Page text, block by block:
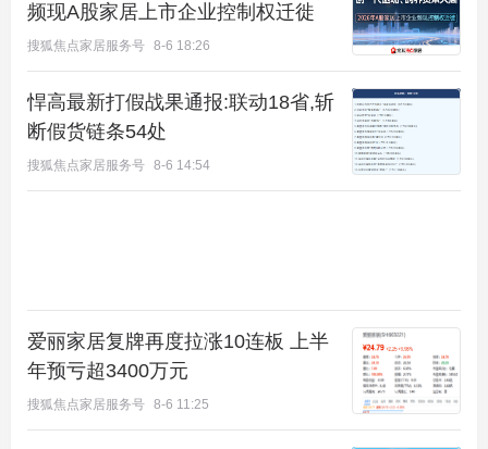
频现A股家居上市企业控制权迁徙
搜狐焦点家居服务号 8-6 18:26
悍高最新打假战果通报:联动18省,斩
断假货链条54处
搜狐焦点家居服务号 8-6 14:54
爱丽家居复牌再度拉涨10连板 上半
年预亏超3400万元
搜狐焦点家居服务号 8-6 11:25